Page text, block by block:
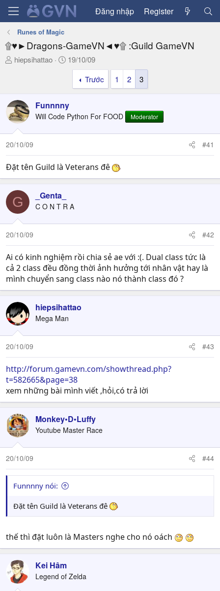
Đăng nhập Register
Runes of Magic
۩♥►Dragons-GameVN◄♥۩ :Guild GameVN
T
a
d
s
t
a
t
e
hiepsihattao
N
ử
i
19/10/09
Trước
1 2 3
Funnnny
Will Code Python For FOOD Moderator
20/10/09 #41
Đặt tên Guild là Veterans đê
G _Genta_
C O N T R A
20/10/09 #42
Ai có kinh nghiệm rồi chia sẻ ae với :(. Dual class tức là
cả 2 class đều đồng thời ảnh hưởng tới nhân vật hay là
mình chuyển sang class nào nó thành class đó ?
hiepsihattao
Mega Man
20/10/09 #43
http://forum.gamevn.com/showthread.php?
t=582665&page=38
xem những bài mình viết ,hỏi,có trả lời
Monkey•D•Luffy
Youtube Master Race
20/10/09 #44
Funnnny nói:
Đặt tên Guild là Veterans đê
thế thì đặt luôn là Masters nghe cho nó oách
Kei Hâm
Legend of Zelda